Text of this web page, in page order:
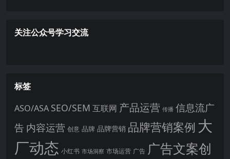
关注公众号学习交流
标签
ASO/ASA SEO/SEM 互联网 产品运营 传播 信息流广
告 内容运营 创意 品牌 品牌营销 品牌营销案例 大
厂动态 小红书 市场洞察 市场运营 广告 广告文案创